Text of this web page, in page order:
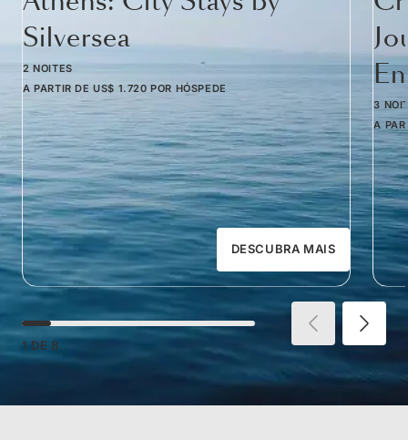
Silversea
2 NOITES
A PARTIR DE US$ 1.720 POR HÓSPEDE
DESCUBRA MAIS
3
A
1 DE 8